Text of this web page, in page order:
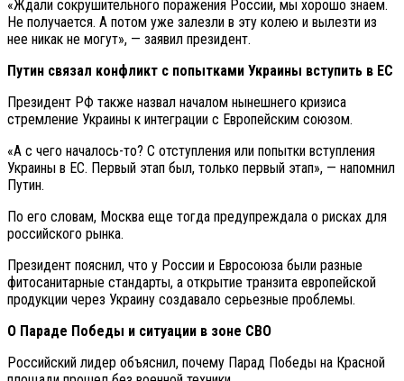
«Ждали сокрушительного поражения России, мы хорошо знаем.
Не получается. А потом уже залезли в эту колею и вылезти из
нее никак не могут», — заявил президент.
Путин связал конфликт с попытками Украины вступить в ЕС
Президент РФ также назвал началом нынешнего кризиса
стремление Украины к интеграции с Европейским союзом.
«А с чего началось-то? С отступления или попытки вступления
Украины в ЕС. Первый этап был, только первый этап», — напомнил
Путин.
По его словам, Москва еще тогда предупреждала о рисках для
российского рынка.
Президент пояснил, что у России и Евросоюза были разные
фитосанитарные стандарты, а открытие транзита европейской
продукции через Украину создавало серьезные проблемы.
О Параде Победы и ситуации в зоне СВО
Российский лидер объяснил, почему Парад Победы на Красной